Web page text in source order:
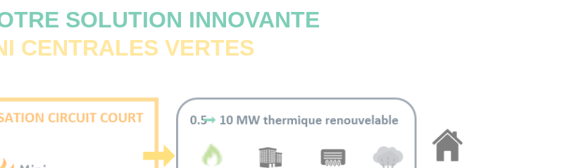
SOLUTION INNOVANTE
CENTRALES VERTES